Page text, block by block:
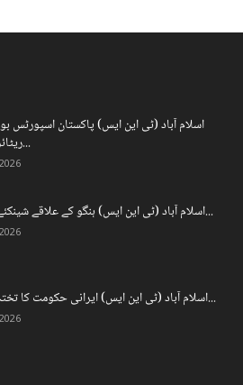
ریٹائرڈ ملازمین...
اسلام آباد (ٹی این ایس) ہنگو کے علاقے شینکئے بانڈہ دلن...
اسلام آباد (ٹی این ایس) ایرانی حکومت کا تختہ الٹنے میں...